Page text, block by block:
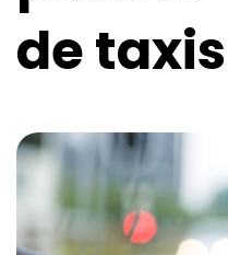
de taxis